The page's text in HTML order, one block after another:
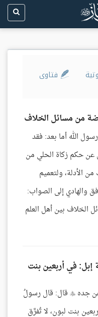
فتاوى
من مسائل الخلاف
الله أما بعد: فقد
عن حكم زكاة الحلي من
الأدلة، ولتعميم
والهادي إلى الصواب:
الخلاف بين أهل العلم
في أربعين بنت
- وعن بهز بن حكيم، عن أبيه، عن جده  قال: قال رسولُ
بنت لبون، لا تُفرَّق